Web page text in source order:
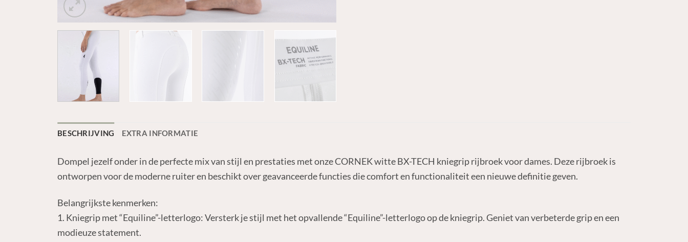
BESCHRIJVING EXTRA INFORMATIE
Dompel jezelf onder in de perfecte mix van stijl en prestaties met onze CORNEK witte BX-TECH kniegrip rijbroek voor dames. Deze rijbroek is
ontworpen voor de moderne ruiter en beschikt over geavanceerde functies die comfort en functionaliteit een nieuwe definitie geven.
Belangrijkste kenmerken:
1. Kniegrip met “Equiline”-letterlogo: Versterk je stijl met het opvallende “Equiline”-letterlogo op de kniegrip. Geniet van verbeterde grip en een
modieuze statement.